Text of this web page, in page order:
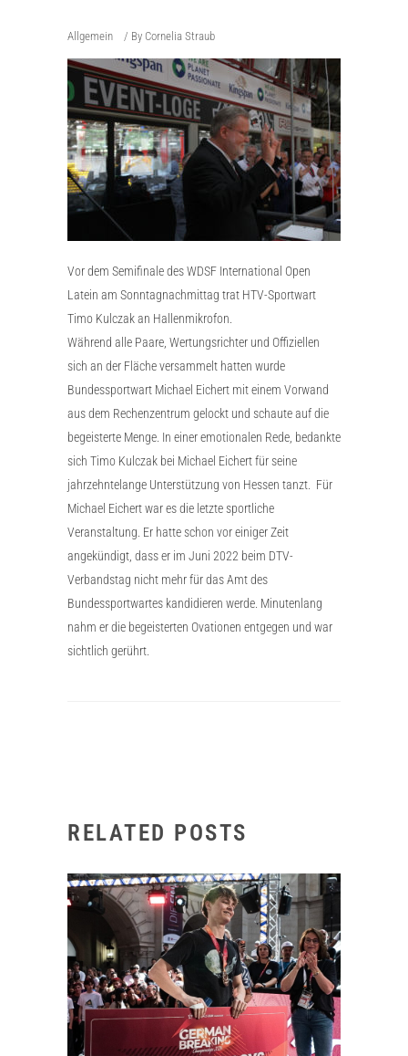
Allgemein By Cornelia Straub
Vor dem Semifinale des WDSF International Open
Latein am Sonntagnachmittag trat HTV-Sportwart
Timo Kulczak an Hallenmikrofon.
Während alle Paare, Wertungsrichter und Offiziellen
sich an der Fläche versammelt hatten wurde
Bundessportwart Michael Eichert mit einem Vorwand
aus dem Rechenzentrum gelockt und schaute auf die
begeisterte Menge. In einer emotionalen Rede, bedankte
sich Timo Kulczak bei Michael Eichert für seine
jahrzehntelange Unterstützung von Hessen tanzt. Für
Michael Eichert war es die letzte sportliche
Veranstaltung. Er hatte schon vor einiger Zeit
angekündigt, dass er im Juni 2022 beim DTV-
Verbandstag nicht mehr für das Amt des
Bundessportwartes kandidieren werde. Minutenlang
nahm er die begeisterten Ovationen entgegen und war
sichtlich gerührt.
RELATED POSTS